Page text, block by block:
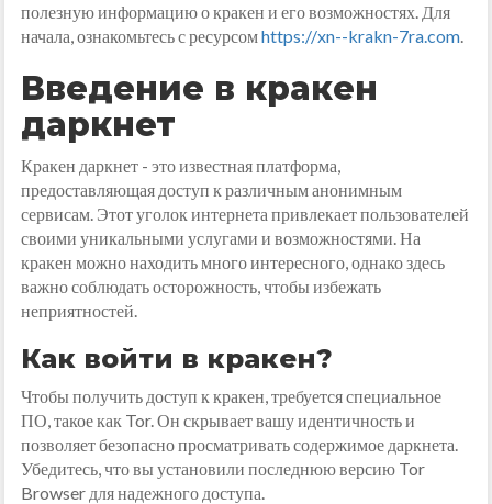
полезную информацию о кракен и его возможностях. Для
начала, ознакомьтесь с ресурсомhttps://xn--krakn-7ra.com.
Введение в кракен
даркнет
Кракен даркнет - это известная платформа,
предоставляющая доступ к различным анонимным
сервисам. Этот уголок интернета привлекает пользователей
своими уникальными услугами и возможностями. На
кракен можно находить много интересного, однако здесь
важно соблюдать осторожность, чтобы избежать
неприятностей.
Как войти в кракен?
Чтобы получить доступ к кракен, требуется специальное
ПО, такое как Tor. Он скрывает вашу идентичность и
позволяет безопасно просматривать содержимое даркнета.
Убедитесь, что вы установили последнюю версию Tor
Browser для надежного доступа.